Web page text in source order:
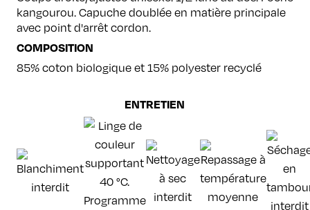
kangourou. Capuche doublée en matière principale
avec point d'arrêt cordon.
COMPOSITION
85% coton biologique et 15% polyester recyclé
ENTRETIEN